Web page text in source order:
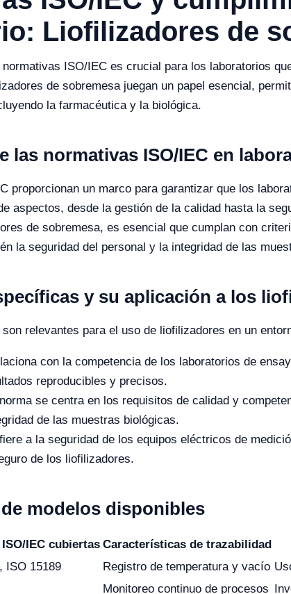
Liofilizadores de
ISO/IEC es crucial para los laboratorios
de sobremesa juegan un papel esencial,
la farmacéutica y la biológica.
las normativas ISO/IEC en
proporcionan un marco para garantizar que los
aspectos, desde la gestión de la calidad hasta la
de sobremesa, es esencial que cumplan con
la seguridad del personal y la integridad de las
y su aplicación a los
relevantes para el uso de liofilizadores en un
con la competencia de los laboratorios de
reproducibles y precisos.
se centra en los requisitos de calidad y
de las muestras biológicas.
a la seguridad de los equipos eléctricos de
de los liofilizadores.
modelos disponibles
IEC cubiertas Características de trazabilidad
ISO 15189 Registro de temperatura y vacío
Monitoreo continuo de procesos